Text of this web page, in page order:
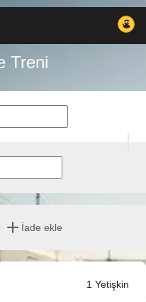
Treni
İade ekle
1 Yetişkin